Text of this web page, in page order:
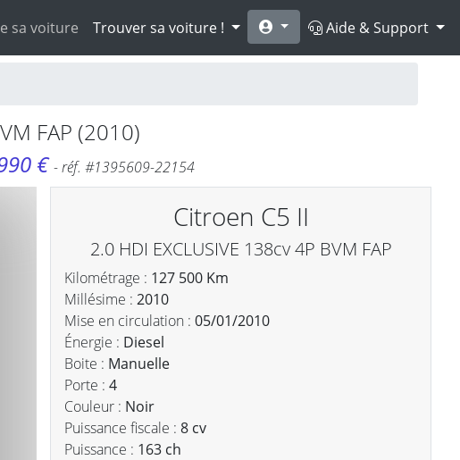
sa voiture Trouver sa voiture ! Aide & Support
FAP (2010)
€- réf. #1395609-22154
Citroen C5 II
2.0 HDI EXCLUSIVE 138cv 4P BVM FAP
Kilométrage : 127 500 Km
Millésime : 2010
Mise en circulation : 05/01/2010
Énergie : Diesel
Boite : Manuelle
Porte : 4
Couleur : Noir
Puissance fiscale : 8 cv
Puissance : 163 ch